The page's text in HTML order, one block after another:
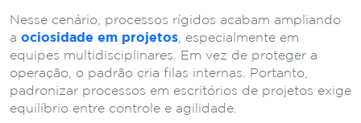
Nesse cenário, processos rígidos acabam ampliando
a ociosidade em projetos , especialmente em
equipes multidisciplinares. Em vez de proteger a
operação, o padrão cria filas internas. Portanto,
padronizar processos em escritórios de projetos exige
equilíbrio entre controle e agilidade.